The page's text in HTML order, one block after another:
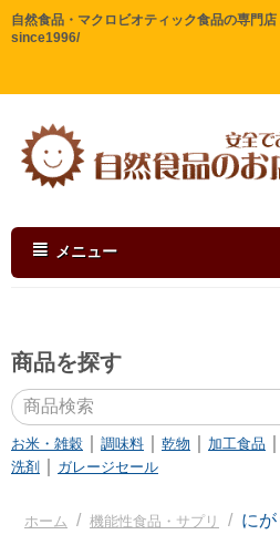
自然食品・マクロビオティック食品の専門
since1996/
メニュー
商品を探す
お米・雑穀 調味料 乾物 加工食品
洗剤
ガレージセール
ホーム / 機能性食品・サプリ / にが